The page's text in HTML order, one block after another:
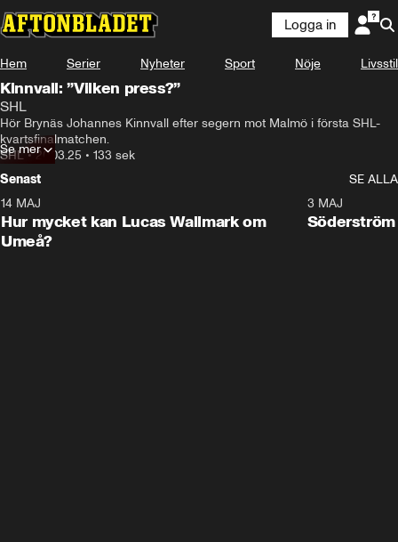
Logga in
Hem Serier Nyheter Sport Nöje Livsstil
Kinnvall: ”Vilken press?”
SHL
Hör Brynäs Johannes Kinnvall efter segern mot Malmö i första SHL-
kvartsfinalmatchen.
SHL•20.03.25 • 133 sek
Se mer
Senast
SE ALLA
Plus
14 MAJ
Hur mycket kan Lucas Wallmark om
Umeå?
3 MAJ